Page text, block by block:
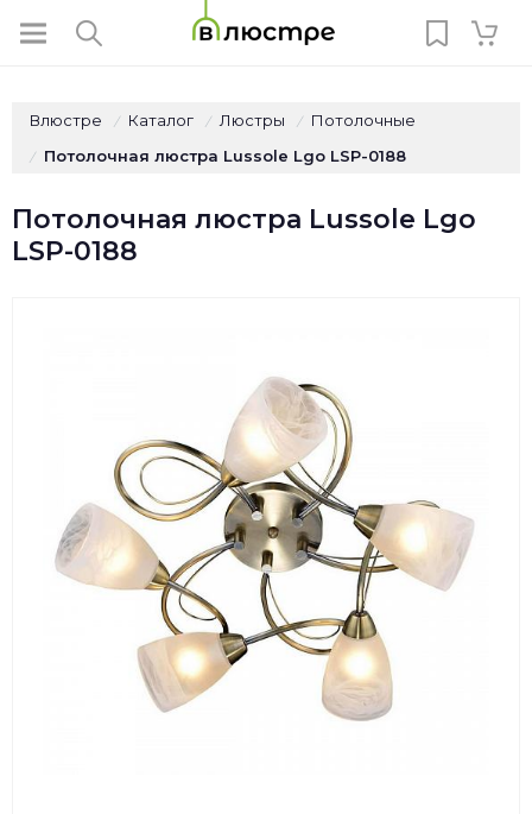
Влюстре / Каталог / Люстры / Потолочные
/ Потолочная люстра Lussole Lgo LSP-0188
Потолочная люстра Lussole Lgo
LSP-0188